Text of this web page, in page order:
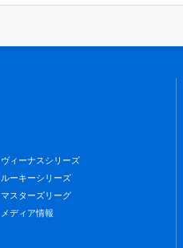
ヴィーナスシリーズ
ルーキーシリーズ
マスターズリーグ
メディア情報